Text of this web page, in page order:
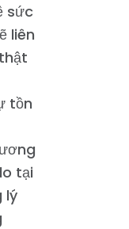
sức
liên
tồn
tại
lý